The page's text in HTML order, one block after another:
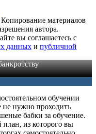
Копирование материалов
автора.
вы соглашаетесь с
данных и публичной
обучении
не нужно проходить
бабки за обучение.
план, из которого вы